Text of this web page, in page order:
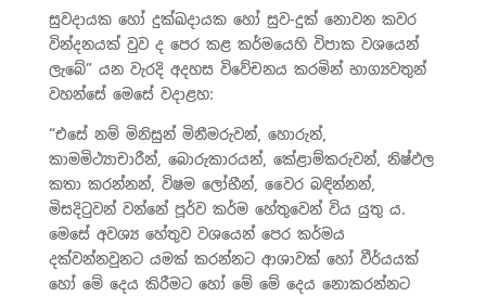
සුවදායක හෝ දුක්‍ඛදායක හෝ සුව-දුක් නොවන කවර
වින්දනයක් වුව ද පෙර කළ කර්මයෙහි විපාක වශයෙන්
ලැබේ” යන වැරදි අදහස විවේචනය කරමින් භාග්‍යවතුන්
වහන්සේ මෙසේ වදාළහ:
“එසේ නම් මිනිසුන් මිනීමරුවන්, හොරුන්,
කාමමිථ්‍යාචාරීන්, බොරුකාරයන්, කේළාම්කරුවන්, නිෂ්ඵල
කතා කරන්නන්, විෂම ලෝභීන්, වෛර බඳින්නන්,
මිසදිටුවන් වන්නේ පූර්ව කර්ම හේතුවෙන් විය යුතු ය.
මෙසේ අවශ්‍ය හේතුව වශයෙන් පෙර කර්මය
දක්වන්නවුනට යමක් කරන්නට ආශාවක් හෝ වීර්යයක්
හෝ මේ දෙය කිරීමට හෝ මේ මේ දෙය නොකරන්නට